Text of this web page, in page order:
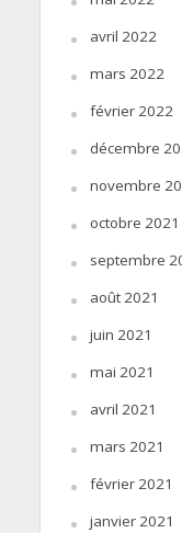
avril 2022
mars 2022
février 2022
décembre
novembre
octobre 2021
septembre
août 2021
juin 2021
mai 2021
avril 2021
mars 2021
février 2021
janvier 2021